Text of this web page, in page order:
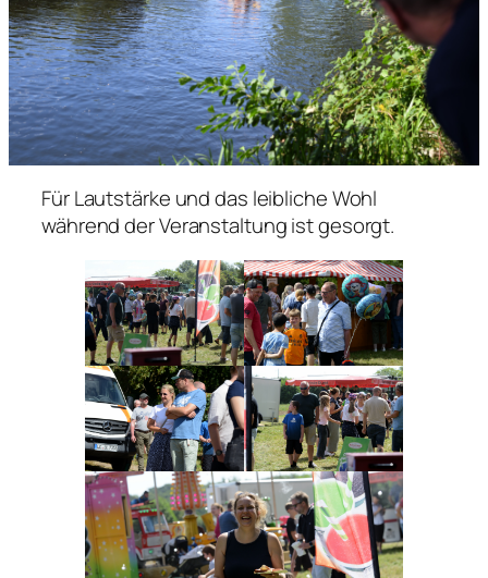
Für Lautstärke und das leibliche Wohl
während der Veranstaltung ist gesorgt.